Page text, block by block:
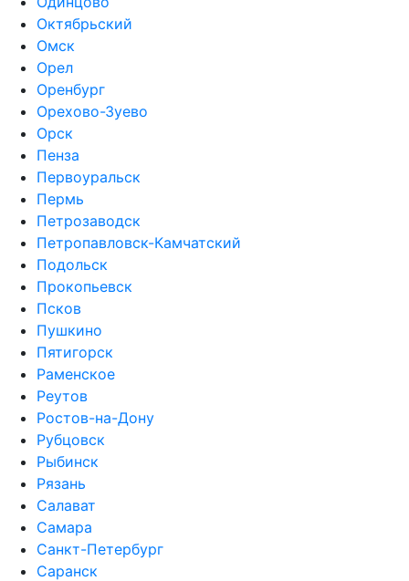
Октябрьский
Омск
Орел
Оренбург
Орехово-Зуево
Орск
Пенза
Первоуральск
Пермь
Петрозаводск
Петропавловск-Камчатский
Подольск
Прокопьевск
Псков
Пушкино
Пятигорск
Раменское
Реутов
Ростов-на-Дону
Рубцовск
Рыбинск
Рязань
Салават
Самара
Санкт-Петербург
Саранск